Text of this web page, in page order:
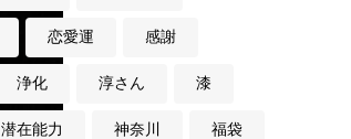
恋愛運 感謝
浄化 淳さん 漆
潜在能力 神奈川 福袋